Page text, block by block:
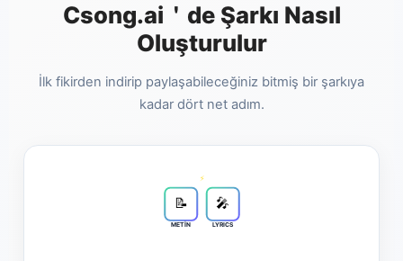
Csong.ai＇de Şarkı Nasıl
Oluşturulur
İlk fikirden indirip paylaşabileceğiniz bitmiş bir şarkıya
kadar dört net adım.
📝
METİN
🎤
LYRICS
⚡